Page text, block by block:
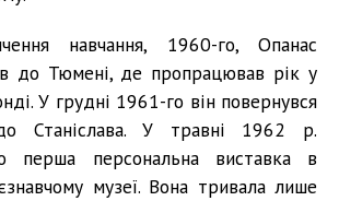
навчання, 1960-го, Опанас
до Тюмені, де пропрацював рік у
У грудні 1961-го він повернувся
Станіслава. У травні 1962 р.
перша персональна виставка в
музеї. Вона тривала лише